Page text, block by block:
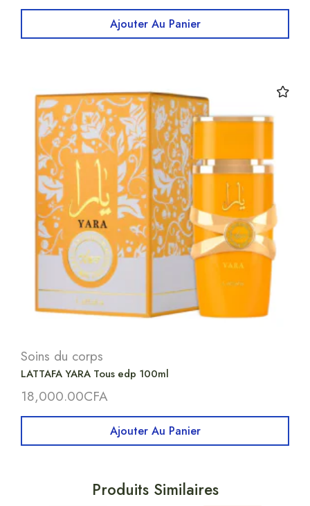
Ajouter Au Panier
Soins du corps
LATTAFA YARA Tous edp 100ml
18,000.00CFA
Ajouter Au Panier
Produits Similaires